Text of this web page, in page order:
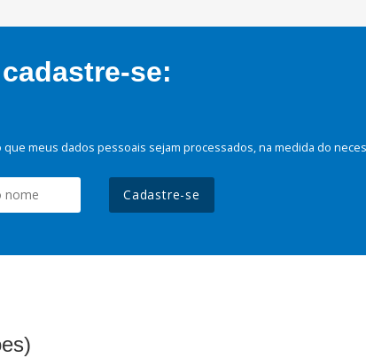
se:
meus dados pessoais sejam processados, na medida do
Cadastre-se